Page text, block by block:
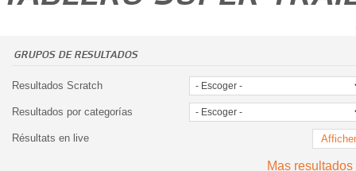
GRUPOS DE RESULTADOS
Resultados Scratch
Resultados por categorías
Résultats en live Afficher
Mas resultados